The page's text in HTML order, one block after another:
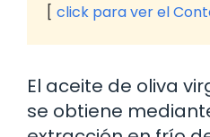
click para ver el
El aceite de oliva
se obtiene